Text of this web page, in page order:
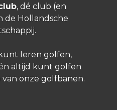
, dé club (en
de Hollandsche
leren golfen,
altijd kunt golfen
onze golfbanen.